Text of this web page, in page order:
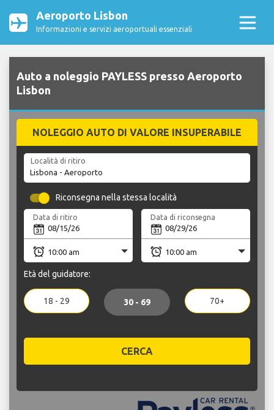
Aeroporto Lisbon
Informazioni e servizi aeroportuali essenziali
Auto a noleggio PAYLESS presso Aeroporto
Lisbon
NOLEGGIO AUTO DI VALORE INSUPERABILE
Località di ritiro
Riconsegna nella stessa località
Data di ritiro Data di riconsegna
Età del guidatore:
18 - 29 30 - 69 70+
CERCA